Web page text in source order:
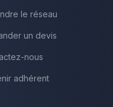
le réseau
un devis
nous
adhérent